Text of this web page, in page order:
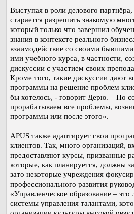
Выступая в роли делового
старается разрешить знакомую
который только что завершил
знания в контексте реального
взаимодействие со своими
ими учебного курса, в частности,
дискуссии с участием своих
Кроме того, такие дискуссии дают
программы на решение проблем
бы хотелось, - говорит Дерю. – Но
прорабатываем все проблемы,
программы или после этого».
APUS также адаптирует свои
клиентов. Так, много организаций,
предоставляют курсы, призванные
которые, как планируется, должны
зато некоторые учреждения
профессионального развития
«Управленческое образование –
системы управления талантами,